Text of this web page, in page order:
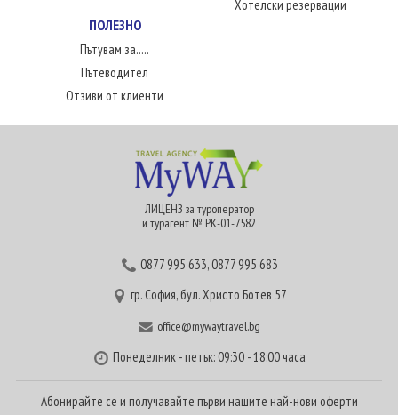
Хотелски резервации
ПОЛЕЗНО
Пътувам за.....
Пътеводител
Отзиви от клиенти
ЛИЦЕНЗ за туроператор
и турагент № РК-01-7582
0877 995 633,0877 995 683
гр. София, бул. Христо Ботев 57
office@mywaytravel.bg
Понеделник - петък: 09:30 - 18:00 часа
Абонирайте се и получавайте първи нашите най-нови оферти